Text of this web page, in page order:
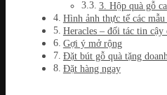
3. Hộp quà gỗ
Hình ảnh thực tế các
Heracles – đối tác tin cậy
Gợi ý mở rộng
Đặt bút gỗ quà tặng
Đặt hàng ngay